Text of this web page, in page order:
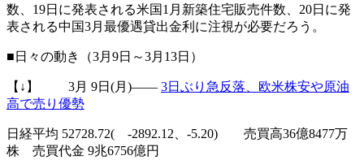
数、19日に発表される米国1月新築住宅販売件数、20日に発
表される中国3月最優遇貸出金利に注視が必要だろう。
■日々の動き（3月9日～3月13日）
【↓】 3月 9日(月)―― 3日ぶり急反落、欧米株安や原油
高で売り優勢
日経平均 52728.72( -2892.12、-5.20) 売買高36億8477万
株 売買代金 9兆6756億円